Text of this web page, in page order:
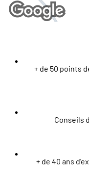
+ de 50 points
Conseils
+ de 40 ans